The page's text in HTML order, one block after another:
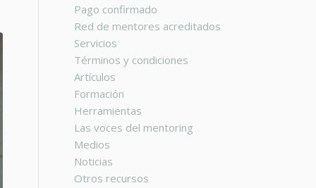
Pago confirmado
Red de mentores acreditados
Servicios
Términos y condiciones
Artículos
Formación
Herramientas
Las voces del mentoring
Medios
Noticias
Otros recursos